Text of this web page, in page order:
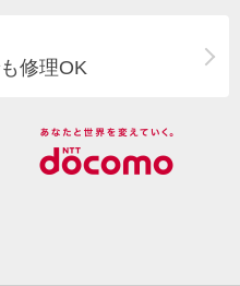
修理OK